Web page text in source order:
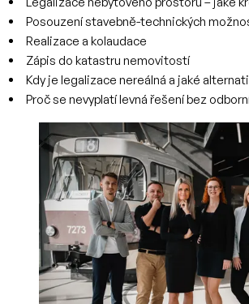
Posouzení stavebně-technických
Realizace a kolaudace
Zápis do katastru nemovitostí
Kdy je legalizace nereálná a jaké
Proč se nevyplatí levná řešení bez